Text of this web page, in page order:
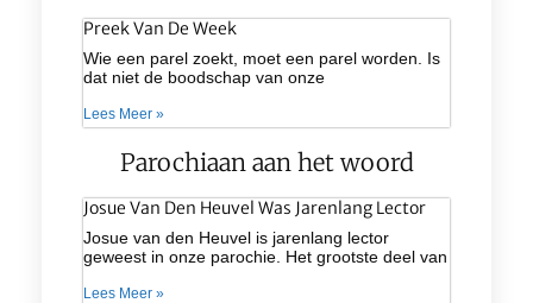
Preek Van De Week
Wie een parel zoekt, moet een parel worden. Is
dat niet de boodschap van onze
Lees Meer »
Parochiaan aan het woord
Josue Van Den Heuvel Was Jarenlang Lector
Josue van den Heuvel is jarenlang lector
geweest in onze parochie. Het grootste deel van
Lees Meer »